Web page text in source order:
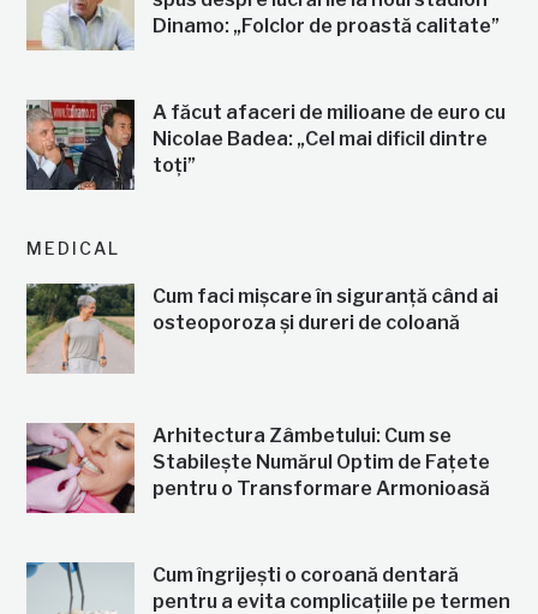
Dinamo: „Folclor de proastă calitate”
A făcut afaceri de milioane de euro cu
Nicolae Badea: „Cel mai dificil dintre
toți”
MEDICAL
Cum faci mișcare în siguranță când ai
osteoporoza și dureri de coloană
Arhitectura Zâmbetului: Cum se
Stabilește Numărul Optim de Fațete
pentru o Transformare Armonioasă
Cum îngrijești o coroană dentară
pentru a evita complicațiile pe termen